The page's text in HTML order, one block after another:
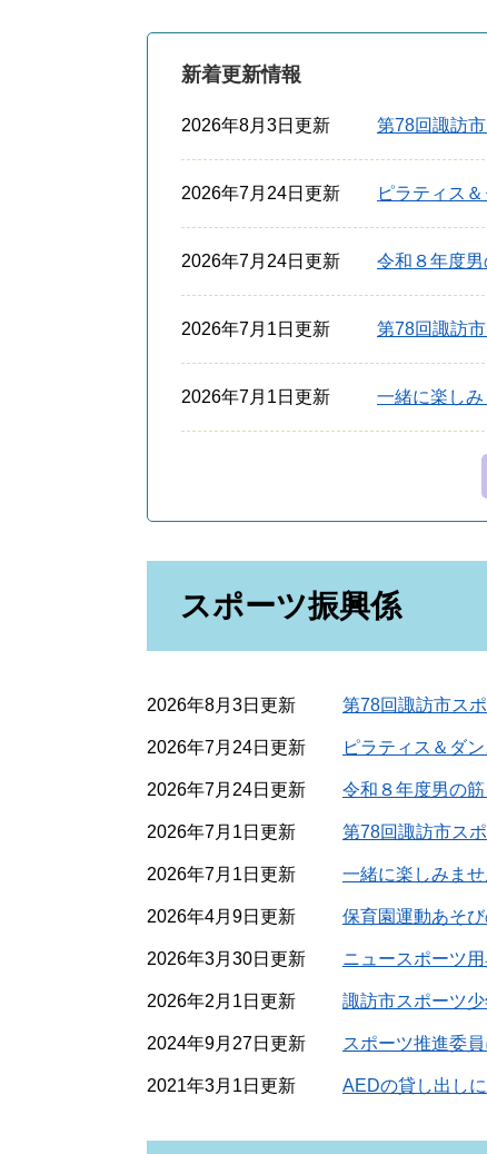
新着更新情報
2026年8月3日更新 第78回諏訪
2026年7月24日更新 ピラティス
2026年7月24日更新 令和８年度
2026年7月1日更新 第78回諏訪
2026年7月1日更新 一緒に楽し
スポーツ振興係
2026年8月3日更新 第78回諏訪市ス
2026年7月24日更新 ピラティス＆ダ
2026年7月24日更新 令和８年度男の
2026年7月1日更新 第78回諏訪市ス
2026年7月1日更新 一緒に楽しみま
2026年4月9日更新 保育園運動あそ
2026年3月30日更新 ニュースポーツ
2026年2月1日更新 諏訪市スポーツ少
2024年9月27日更新 スポーツ推進委
2021年3月1日更新 AEDの貸し出し